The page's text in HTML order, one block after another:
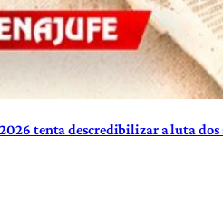
tenta descredibilizar a luta